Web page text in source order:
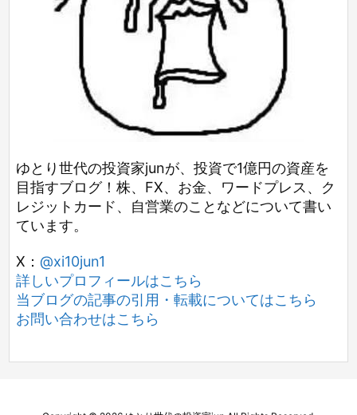
ゆとり世代の投資家junが、投資で1億円の資産を
目指すブログ！株、FX、お金、ワードプレス、ク
レジットカード、自営業のことなどについて書い
ています。
X： @xi10jun1
詳しいプロフィールはこちら
当ブログの記事の引用・転載についてはこちら
お問い合わせはこちら